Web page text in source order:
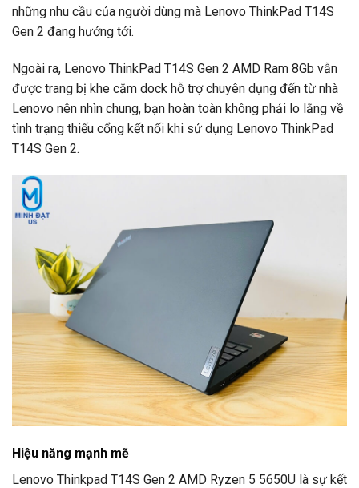
những nhu cầu của người dùng mà Lenovo ThinkPad T14S
Gen 2 đang hướng tới.
Ngoài ra, Lenovo ThinkPad T14S Gen 2 AMD Ram 8Gb vẫn
được trang bị khe cắm dock hỗ trợ chuyên dụng đến từ nhà
Lenovo nên nhìn chung, bạn hoàn toàn không phải lo lắng về
tình trạng thiếu cổng kết nối khi sử dụng Lenovo ThinkPad
T14S Gen 2.
Hiệu năng mạnh mẽ
Lenovo Thinkpad T14S Gen 2 AMD Ryzen 5 5650U là sự kết